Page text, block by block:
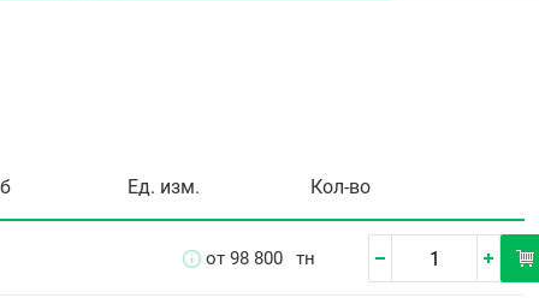
Ед. изм. Кол-во
от 98 800 тн